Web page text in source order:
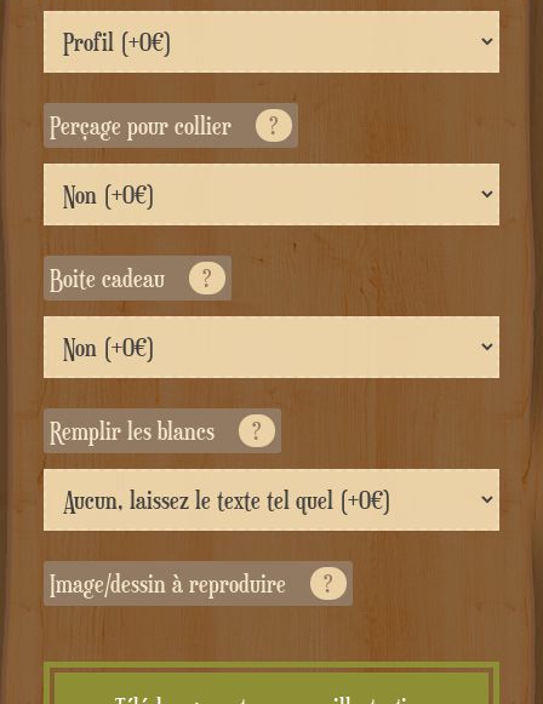
Perçage pour collier ?
Boite cadeau ?
Remplir les blancs ?
Image/dessin à reproduire ?